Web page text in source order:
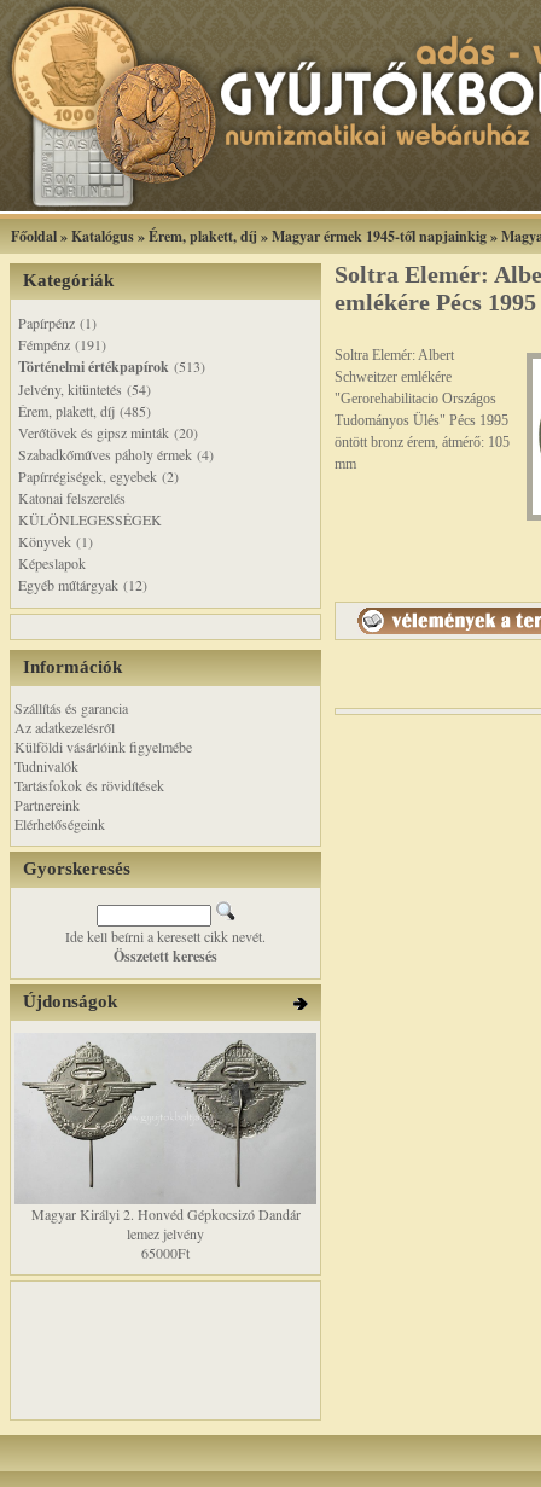
Főoldal»Katalógus»Érem, plakett, díj »Magyar érmek 1945-től napjainkig»
Kategóriák
Papírpénz (1)
Fémpénz (191)
Történelmi értékpapírok (513)
Jelvény, kitüntetés (54)
Érem, plakett, díj (485)
Verőtövek és gipsz minták (20)
Szabadkőműves páholy érmek (4)
Papírrégiségek, egyebek (2)
Katonai felszerelés
KÜLÖNLEGESSÉGEK
Könyvek (1)
Képeslapok
Egyéb műtárgyak (12)
Információk
Szállítás és garancia
Az adatkezelésről
Külföldi vásárlóink figyelmébe
Tudnivalók
Tartásfokok és rövidítések
Partnereink
Elérhetőségeink
Gyorskeresés
Ide kell beírni a keresett cikk nevét.
Összetett keresés
Újdonságok
Magyar Királyi 2. Honvéd Gépkocsizó Dandár
lemez jelvény
65000Ft
Soltra Elemér:
emlékére Pécs 1995
Soltra Elemér: Albert
Schweitzer emlékére
"Gerorehabilitacio Országos
Tudományos Ülés" Pécs 1995
öntött bronz érem, átmérő: 105
mm